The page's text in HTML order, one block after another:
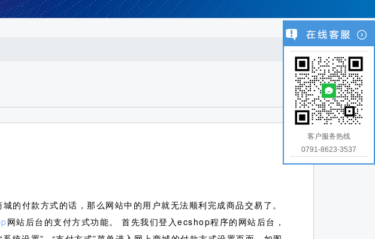
的付款方式的话，那么网站中的用户就无法顺利完成商品交易了。
网站后台的支付方式功能。
首先我们登入ecshop程序的网站后台，
客户服务热线
0791-8623-3537